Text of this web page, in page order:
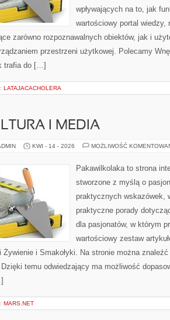
wpływających na to, jak
wartościowy portal
zarówno rozpoznawalnych obiektów, jak i
przestrzeni użytkowej. Polecamy
trafia do […]
LATAJACACHOLERA
I MEDIA
KWI - 14 - 2026 MOŻLIWOŚĆ
Pakawilkolaka to strona
stworzone z myślą o
praktycznych wskazówek,
praktyczne porady
dla pasjonatów, w którym
wartościowy zestaw
Żywienie i Smakołyki. Na stronie można
temu odwiedzający ma możliwość
MARS.NET